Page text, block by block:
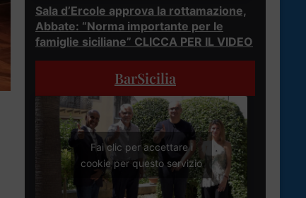
Sala d’Ercole approva la rottamazione,
Abbate: “Norma importante per le
famiglie siciliane” CLICCA PER IL VIDEO
BarSicilia
Fai clic per accettare i
cookie per questo servizio